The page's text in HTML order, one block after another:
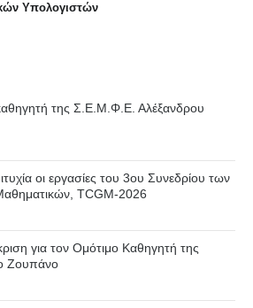
Υπολογιστών
της Σ.Ε.Μ.Φ.Ε. Αλέξανδρου
οι εργασίες του 3ου Συνεδρίου των
TCGM-2026
για τον Ομότιμο Καθηγητή της
Ζουπάνο